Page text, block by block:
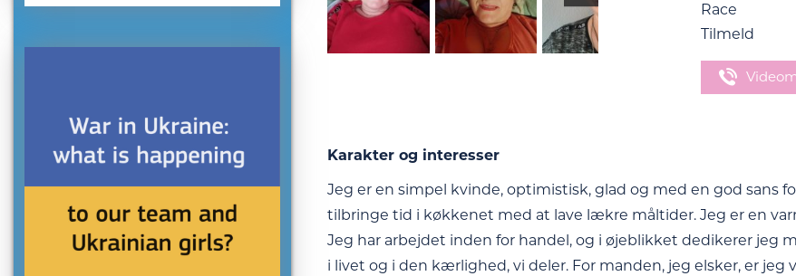
Race
Tilmeld
Karakter og interesser
Jeg er en simpel kvinde, optimistisk, glad og med en god sans
tilbringe tid i køkkenet med at lave lækre måltider. Jeg er en
Jeg har arbejdet inden for handel, og i øjeblikket dedikerer jeg
i livet og i den kærlighed, vi deler. For manden, jeg elsker, er